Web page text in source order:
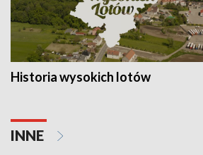
Historia wysokich lotów
INNE